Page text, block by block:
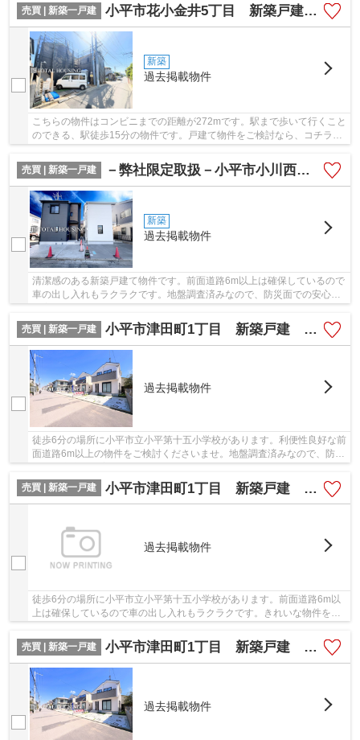
売買 | 新築一戸建 小平市花小金井5丁目 新築戸建 全2棟
新築
過去掲載物件
こちらの物件はコンビニまでの距離が272mです。駅まで歩いて行くこと
のできる、駅徒歩15分の物件です。戸建て物件をご検討なら、コチラの
売買 | 新築一戸建
－弊社限定取扱－小平市小川西町5丁目 新築戸建 全2棟
新築
過去掲載物件
清潔感のある新築戸建て物件です。前面道路6m以上は確保しているので
車の出し入れもラクラクです。地盤調査済みなので、防災面での安心感
が増します。西武拝島線小川駅近くは過ごしや...
売買 | 新築一戸建
小平市津田町1丁目 新築戸建 C号棟 全3棟
過去掲載物件
徒歩6分の場所に小平市立小平第十五小学校があります。利便性良好な前
面道路6m以上の物件をご検討くださいませ。地盤調査済みなので、防災
面での安心感が増します。2026年2月築の物件...
売買 | 新築一戸建
小平市津田町1丁目 新築戸建 B号棟 全3棟
過去掲載物件
徒歩6分の場所に小平市立小平第十五小学校があります。前面道路6m以
上は確保しているので車の出し入れもラクラクです。きれいな物件をお
売買 | 新築一戸建
小平市津田町1丁目 新築戸建 A号棟 全3棟
過去掲載物件